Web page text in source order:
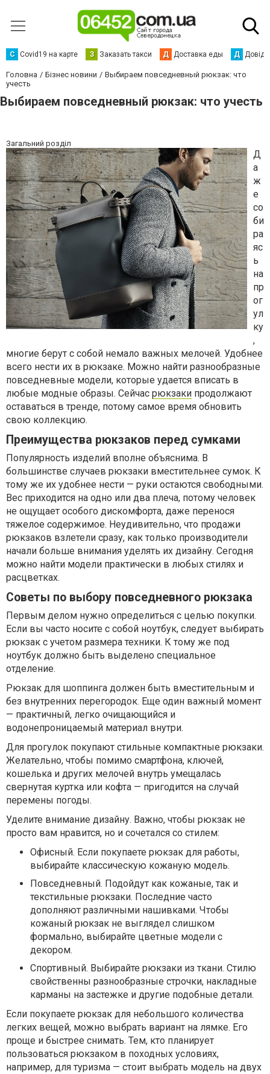
С Сovid19 на карте З Заказать такси Д Доставка еды Д
Головна Бізнес новини
Выбираем повседневный рюкзак: что
учесть
Выбираем повседневный рюкзак: что учесть
Загальний розділ
Д
а
ж
е
со
би
ра
яс
ь
на
пр
ог
ул
ку
,
многие берут с собой немало важных мелочей. Удобнее
всего нести их в рюкзаке. Можно найти разнообразные
повседневные модели, которые удается вписать в
любые модные образы. Сейчас рюкзаки продолжают
оставаться в тренде, потому самое время обновить
свою коллекцию.
Преимущества рюкзаков перед сумками
Популярность изделий вполне объяснима. В
большинстве случаев рюкзаки вместительнее сумок. К
тому же их удобнее нести — руки остаются свободными.
Вес приходится на одно или два плеча, потому человек
не ощущает особого дискомфорта, даже перенося
тяжелое содержимое. Неудивительно, что продажи
рюкзаков взлетели сразу, как только производители
начали больше внимания уделять их дизайну. Сегодня
можно найти модели практически в любых стилях и
расцветках.
Советы по выбору повседневного рюкзака
Первым делом нужно определиться с целью покупки.
Если вы часто носите с собой ноутбук, следует выбирать
рюкзак с учетом размера техники. К тому же под
ноутбук должно быть выделено специальное
отделение.
Рюкзак для шоппинга должен быть вместительным и
без внутренних перегородок. Еще один важный момент
— практичный, легко очищающийся и
водонепроницаемый материал внутри.
Для прогулок покупают стильные компактные рюкзаки.
Желательно, чтобы помимо смартфона, ключей,
кошелька и других мелочей внутрь умещалась
свернутая куртка или кофта — пригодится на случай
перемены погоды.
Уделите внимание дизайну. Важно, чтобы рюкзак не
просто вам нравится, но и сочетался со стилем:
Офисный. Если покупаете рюкзак для работы,
выбирайте классическую кожаную модель.
Повседневный. Подойдут как кожаные, так и
текстильные рюкзаки. Последние часто
дополняют различными нашивками. Чтобы
кожаный рюкзак не выглядел слишком
формально, выбирайте цветные модели с
декором.
Спортивный. Выбирайте рюкзаки из ткани. Стилю
свойственны разнообразные строчки, накладные
карманы на застежке и другие подобные детали.
Если покупаете рюкзак для небольшого количества
легких вещей, можно выбрать вариант на лямке. Его
проще и быстрее снимать. Тем, кто планирует
пользоваться рюкзаком в походных условиях,
например, для туризма — стоит выбрать модель на двух